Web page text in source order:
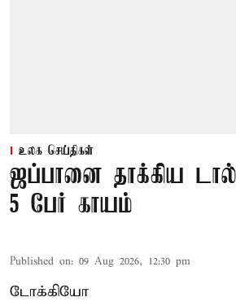
உலக செய்திகள்
ஜப்பானை தாக்கிய
5 பேர் காயம்
Published on: 09 Aug 2026, 12:30 pm
டோக்கியோ